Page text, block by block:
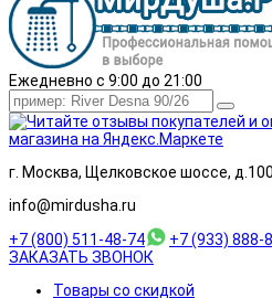
Ежедневно с 9:00 до 21:00
г. Москва, Щелковское шоссе,
info@mirdusha.ru
+7 (800) 511-48-74
+7 (933) 888-
ЗАКАЗАТЬ ЗВОНОК
Товары со скидкой